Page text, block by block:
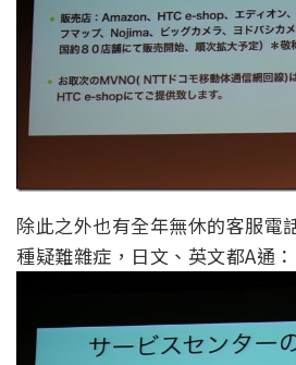
除此之外也有全年無休的客服電
種疑難雜症，日文、英文都A通：